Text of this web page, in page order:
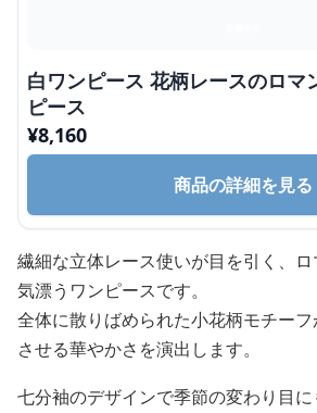
白ワンピース 花柄レースのロマ
ピース
¥8,160
商品の詳細を見る
繊細な立体レース使いが目を引く、
気漂うワンピースです。
全体に散りばめられた小花柄モチー
させる華やかさを演出します。
七分袖のデザインで季節の変わり目